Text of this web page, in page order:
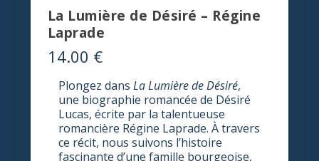
La Lumière de Désiré – Régine
Laprade
14.00 €
Plongez dansLa Lumière de Désiré,
une biographie romancée de Désiré
Lucas, écrite par la talentueuse
romancière Régine Laprade. À travers
ce récit, nous suivons l’histoire
fascinante d’une famille bourgeoise,